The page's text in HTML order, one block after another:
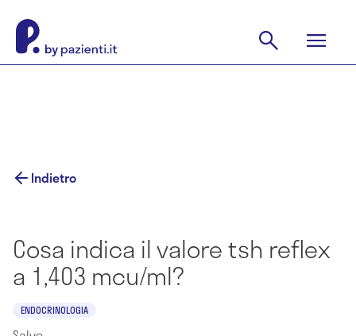
Indietro
Cosa indica il valore tsh reflex
a 1,403 mcu/ml?
ENDOCRINOLOGIA